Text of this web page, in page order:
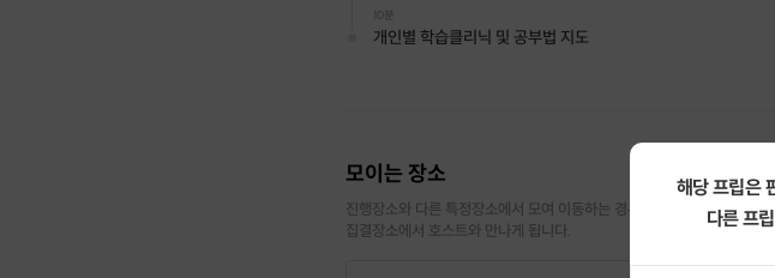
- 레벨테스트 진행 후 시험유형 진단/ 학습클리닉 설명
2.수업
- 개인 영어 실력 정도 파악 이후 수업 설명
10분
개인별 학습클리닉 및 공부법 지도
모이는 장소
진행장소와 다른 특정장소에서 모여 이동하는 경우
집결장소에서 호스트와 만나게 됩니다.
해당 프립은
다른 프